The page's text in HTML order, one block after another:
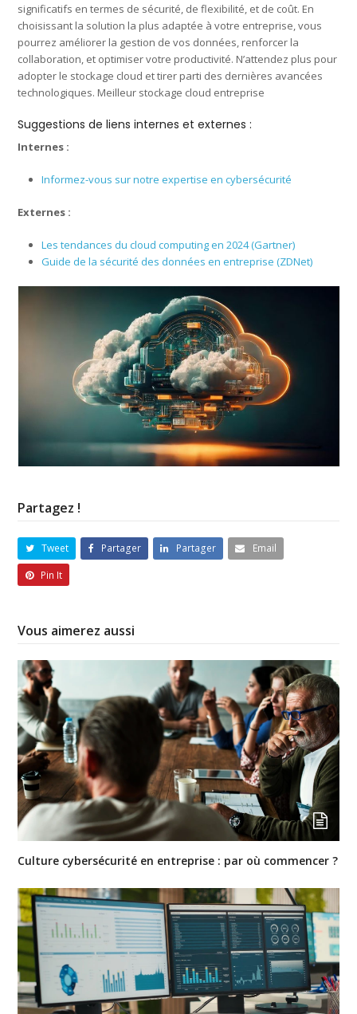
significatifs en termes de sécurité, de flexibilité, et de coût. En
choisissant la solution la plus adaptée à votre entreprise, vous
pourrez améliorer la gestion de vos données, renforcer la
collaboration, et optimiser votre productivité. N’attendez plus pour
adopter le stockage cloud et tirer parti des dernières avancées
technologiques. Meilleur stockage cloud entreprise
Suggestions de liens internes et externes :
Internes :
Informez-vous sur notre expertise en cybersécurité
Externes :
Les tendances du cloud computing en 2024 (Gartner)
Guide de la sécurité des données en entreprise (ZDNet)
Partagez !
Tweet Partager Partager
Email
Pin It
Vous aimerez aussi
Culture cybersécurité en entreprise : par où commencer ?